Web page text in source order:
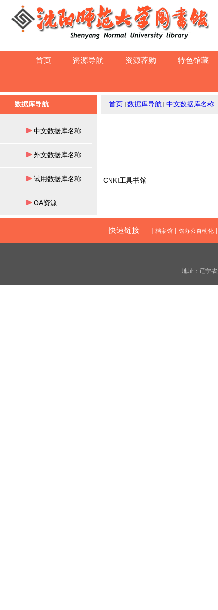
首页 资源导航 资源荐购 特色馆藏
数据库导航
中文数据库名称
外文数据库名称
试用数据库名称
OA资源
首页 数据库导航 中文数据库名称
CNKI工具书馆
快速链接 | 档案馆 | 馆办公自动化
地址：辽宁